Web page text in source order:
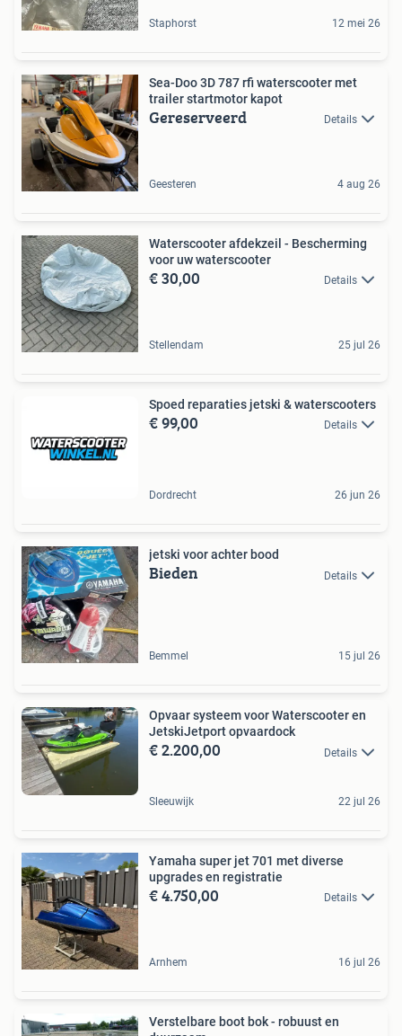
Staphorst 12 mei 26
Sea-Doo 3D 787 rfi waterscooter met
trailer startmotor kapot
Gereserveerd Details
Geesteren 4 aug 26
Waterscooter afdekzeil - Bescherming
voor uw waterscooter
€ 30,00 Details
Stellendam 25 jul 26
Spoed reparaties jetski & waterscooters
€ 99,00 Details
Dordrecht 26 jun 26
jetski voor achter bood
Bieden Details
Bemmel 15 jul 26
Opvaar systeem voor Waterscooter en
JetskiJetport opvaardock
€ 2.200,00 Details
Sleeuwijk 22 jul 26
Yamaha super jet 701 met diverse
upgrades en registratie
€ 4.750,00 Details
Arnhem 16 jul 26
Verstelbare boot bok - robuust en